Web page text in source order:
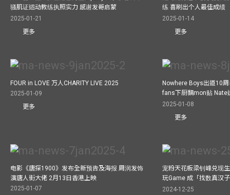
骚肌证运动教练执照实力 感谢发哥启蒙
2025-01-21
更多
练 喜刷出个人最佳成绩
2025-01-14
更多
FOUR in LOVE 万人CHARITY LIVE 2025
2025-01-09
更多
Nowhere Boys出道10
fans下厨黐mon贴 Nate
2025-01-08
更多
电影《唐探1900》发布全新预告及海报 周润发饰
演唐人街大佬 2月13日香港上映
2025-01-07
宠粉天花板梁钊峰兑现
玩Game 成「找数真汉
2024-12-25